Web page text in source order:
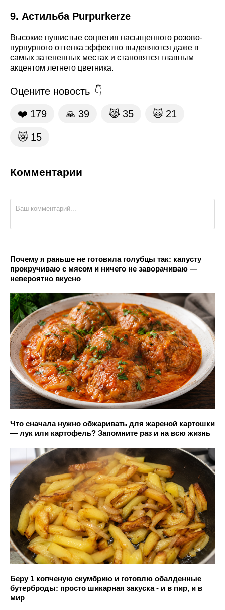
9. Астильба Purpurkerze
Высокие пушистые соцветия насыщенного розово-
пурпурного оттенка эффектно выделяются даже в
самых затененных местах и становятся главным
акцентом летнего цветника.
Оцените новость
❤️ 179 🙏 39 😹 35 🙀 21
😿 15
Комментарии
Почему я раньше не готовила голубцы так: капусту
прокручиваю с мясом и ничего не заворачиваю —
невероятно вкусно
Что сначала нужно обжаривать для жареной картошки
— лук или картофель? Запомните раз и на всю жизнь
Беру 1 копченую скумбрию и готовлю обалденные
бутерброды: просто шикарная закуска - и в пир, и в
мир